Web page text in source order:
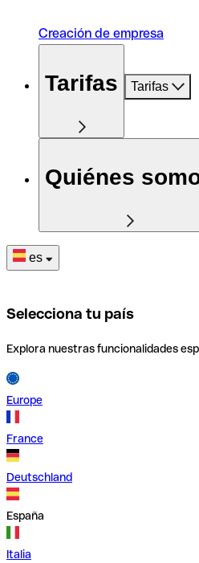
Creación de empresa
Tarifas Tarifas
Quiénes
es
Selecciona tu país
Explora nuestras funcionalidades
Europe
France
Deutschland
España
Italia